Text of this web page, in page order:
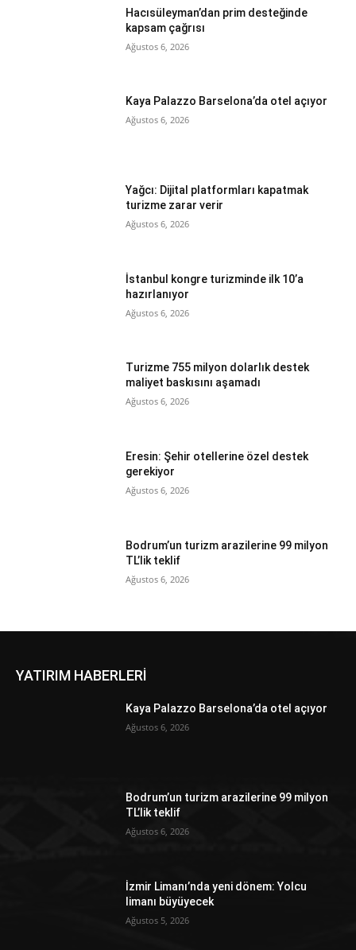
Hacısüleyman’dan prim desteğinde
kapsam çağrısı
Ağustos 6, 2026
Kaya Palazzo Barselona’da otel açıyor
Ağustos 6, 2026
Yağcı: Dijital platformları kapatmak
turizme zarar verir
Ağustos 6, 2026
İstanbul kongre turizminde ilk 10’a
hazırlanıyor
Ağustos 6, 2026
Turizme 755 milyon dolarlık destek
maliyet baskısını aşamadı
Ağustos 6, 2026
Eresin: Şehir otellerine özel destek
gerekiyor
Ağustos 6, 2026
Bodrum’un turizm arazilerine 99 milyon
TL’lik teklif
Ağustos 6, 2026
YATIRIM HABERLERİ
Kaya Palazzo Barselona’da otel açıyor
Ağustos 6, 2026
Bodrum’un turizm arazilerine 99 milyon
TL’lik teklif
Ağustos 6, 2026
İzmir Limanı’nda yeni dönem: Yolcu
limanı büyüyecek
Ağustos 5, 2026